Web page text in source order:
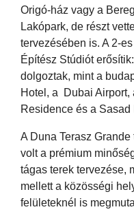
Origó-ház vagy a
Lakópark, de részt
tervezésében is. A 2-
Építész Stúdiót
dolgoztak, mint a
Hotel, a Dubai Airport,
Residence és a Sasad
A Duna Terasz
volt a prémium
tágas terek tervezése,
mellett a közösségi
felületeknél is